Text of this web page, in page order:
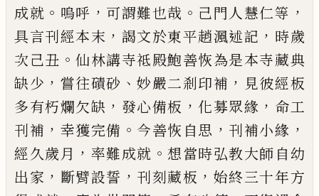
成就 。 嗚呼 ， 可謂難也哉 。 己門人慧仁等 ，
具言刊經本末 ， 謁文於東平趙渢述記 ， 時歲
次己丑 。仙林講寺祗殿鮑善恢為是本寺藏典
缺少 ， 嘗往磧砂 、妙嚴二剎印補 ， 見彼經板
多有朽爛欠缺 ， 發心備板 ，化募眾緣 ， 命工
刊補 ， 幸獲完備 。 今善恢自思 ， 刊補小緣 ，
經久歲月 ， 率難成就 。 想當時弘教大師自幼
出家 ， 斷臂設誓 ， 刊刻藏板 ， 始終三十年方